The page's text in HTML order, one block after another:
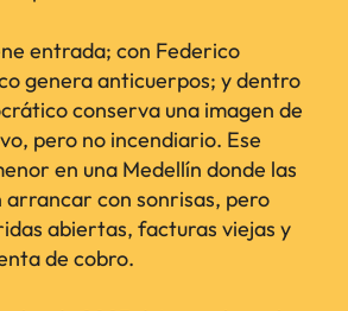
entrada; con Federico
genera anticuerpos; y dentro
conserva una imagen de
pero no incendiario. Ese
en una Medellín donde las
arrancar con sonrisas, pero
abiertas, facturas viejas y
de cobro.